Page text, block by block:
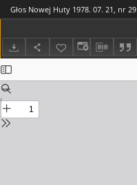
Głos Nowej Huty 1978. 07. 21, nr 29